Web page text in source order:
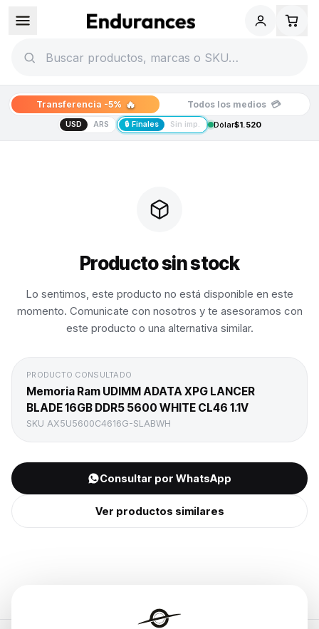
Transferencia -5% 🔥 Todos los medios 💳
USD ARS 🔒 Finales Sin imp. Dólar$1.520
Producto sin stock
Lo sentimos, este producto no está disponible en este
momento. Comunicate con nosotros y te asesoramos con
este producto o una alternativa similar.
PRODUCTO CONSULTADO
Memoria Ram UDIMM ADATA XPG LANCER
BLADE 16GB DDR5 5600 WHITE CL46 1.1V
SKU AX5U5600C4616G-SLABWH
Consultar por WhatsApp
Ver productos similares